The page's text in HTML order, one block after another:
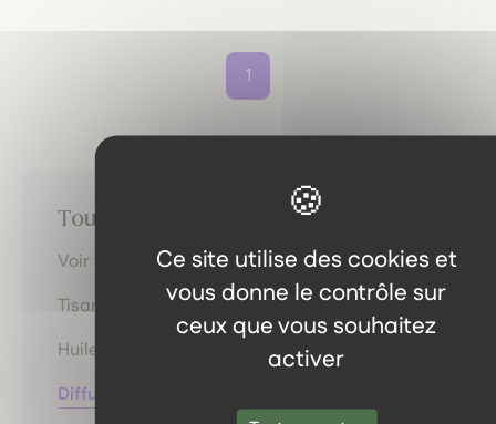
Ce site utilise des cookies et
vous donne le contrôle sur
ceux que vous souhaitez
activer
1
Toutes les catégories
Voir tous les produits
Tisanes & Infusions
Huiles, Hydrolats & Baumes
Diffusion olfactive & Inhalation